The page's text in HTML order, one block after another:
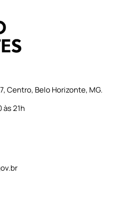
Centro, Belo Horizonte, MG.
às 21h